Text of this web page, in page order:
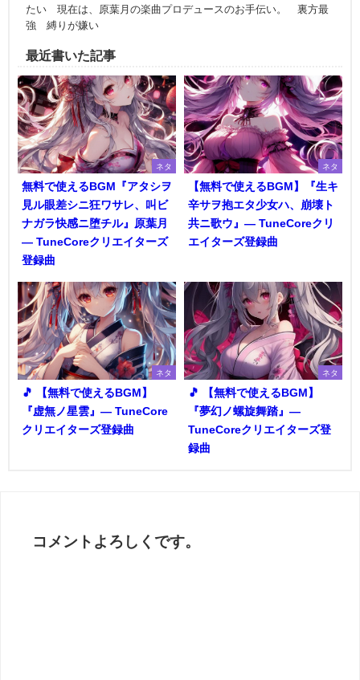
たい 現在は、原葉月の楽曲プロデュースのお手伝い。 裏方最
強 縛りが嫌い
最近書いた記事
ネタ
無料で使えるBGM『アタシヲ
見ル眼差シニ狂ワサレ、叫ビ
ナガラ快感ニ堕チル』原葉月
― TuneCoreクリエイターズ
登録曲
ネタ
【無料で使えるBGM】『生キ
辛サヲ抱エタ少女ハ、崩壊ト
共ニ歌ウ』― TuneCoreクリ
エイターズ登録曲
ネタ
🎵 【無料で使えるBGM】
『虚無ノ星雲』― TuneCore
クリエイターズ登録曲
ネタ
🎵 【無料で使えるBGM】
『夢幻ノ螺旋舞踏』―
TuneCoreクリエイターズ登
録曲
コメントよろしくです。